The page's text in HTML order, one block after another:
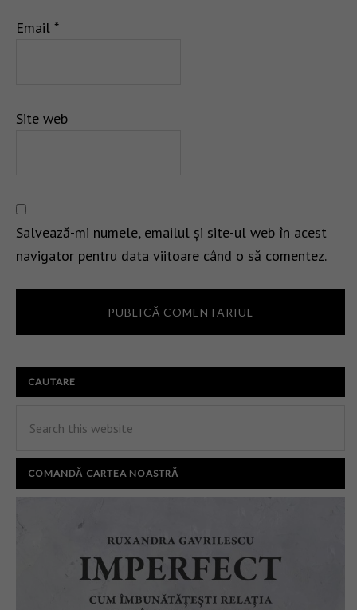
Email *
Site web
Salvează-mi numele, emailul și site-ul web în acest
navigator pentru data viitoare când o să comentez.
CAUTARE
COMANDĂ CARTEA NOASTRĂ